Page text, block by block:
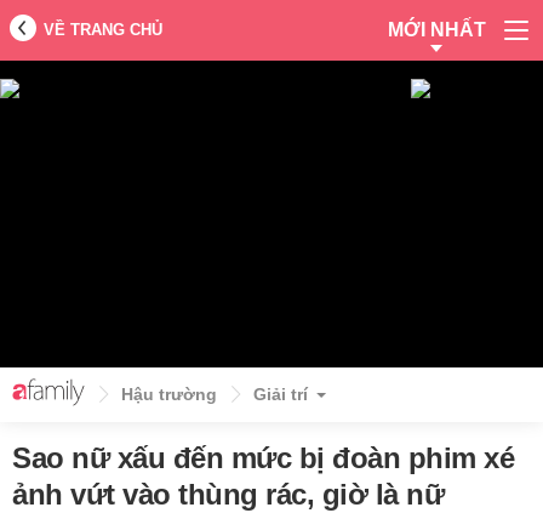
VỀ TRANG CHỦ MỚI NHẤT
Hậu trường Giải trí
Sao nữ xấu đến mức bị đoàn phim xé
ảnh vứt vào thùng rác, giờ là nữ